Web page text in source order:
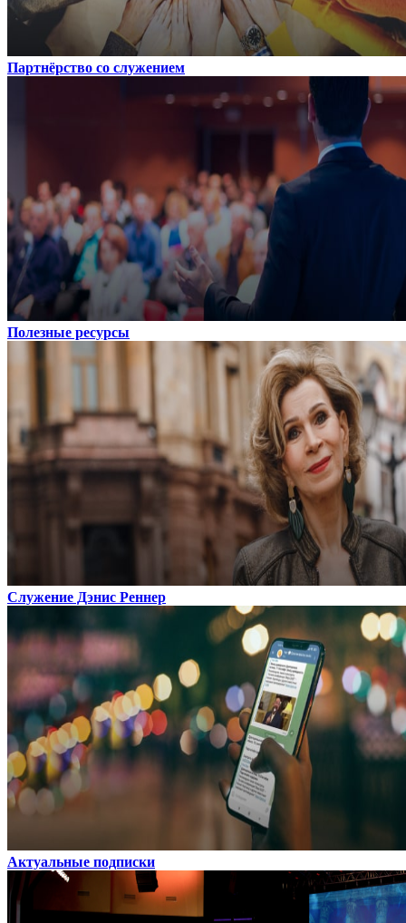
Партнёрство со служением
Полезные ресурсы
Служение Дэнис Реннер
Актуальные подписки